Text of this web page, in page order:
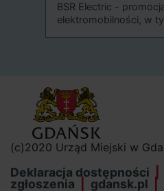
BSR Electric -
elektromobilności, w
(c)2020 Urząd Miejski w
Deklaracja dostępności
zgłoszenia
gdansk.pl